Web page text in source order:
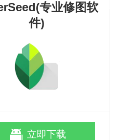
专业修图软
件)
立即下载